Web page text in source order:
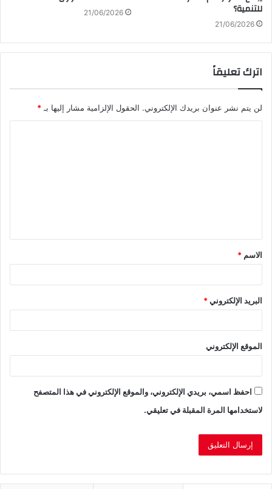
للتنمية؟
21/06/2026
21/06/2026
اترك تعليقاً
لن يتم نشر عنوان بريدك الإلكتروني. الحقول الإلزامية مشار إليها بـ *
ق
*
الاسم *
البريد الإلكتروني*
الموقع الإلكتروني
احفظ اسمي، بريدي الإلكتروني، والموقع الإلكتروني في هذا المتصفح
لاستخدامها المرة المقبلة في تعليقي.